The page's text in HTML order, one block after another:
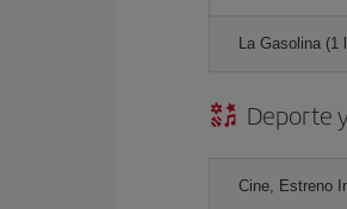
La Gasolina (1
Deporte
Cine, Estreno